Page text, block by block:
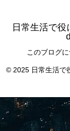
日常生活で
このブログ
© 2025 日常生活で